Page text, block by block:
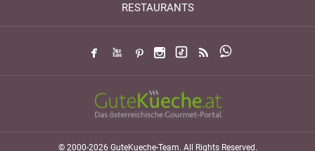
RESTAURANTS
© 2000-2026 GuteKueche-Team. All Rights Reserved.